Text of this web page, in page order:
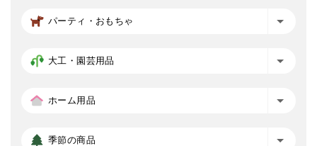
パーティ・おもちゃ
大工・園芸用品
ホーム用品
季節の商品